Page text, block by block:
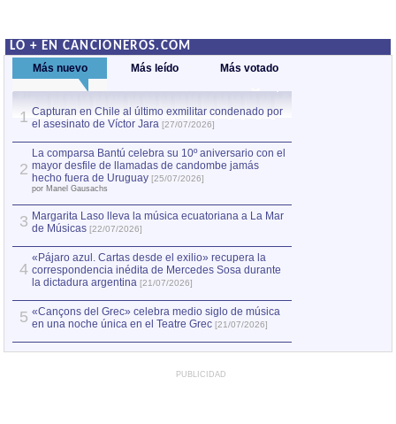
LO + EN CANCIONEROS.COM
Más nuevo Más leído Más votado
1 Capturan en Chile al último exmilitar condenado por
el asesinato de Víctor Jara [27/07/2026]
2
La comparsa Bantú celebra su 10º aniversario con el
mayor desfile de llamadas de candombe jamás
hecho fuera de Uruguay [25/07/2026]
por Manel Gausachs
3 Margarita Laso lleva la música ecuatoriana a La Mar
de Músicas [22/07/2026]
4
«Pájaro azul. Cartas desde el exilio» recupera la
correspondencia inédita de Mercedes Sosa durante
la dictadura argentina [21/07/2026]
5 «Cançons del Grec» celebra medio siglo de música
en una noche única en el Teatre Grec [21/07/2026]
PUBLICIDAD